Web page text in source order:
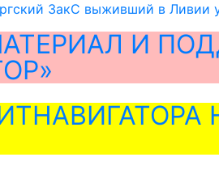
ЗакС выживший в Ливии
И